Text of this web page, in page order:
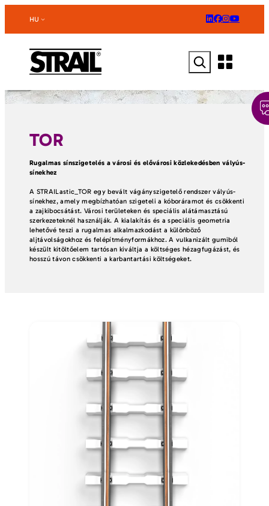
HU
Keresés
TOR
Rugalmas sínszigetelés a városi és elővárosi közlekedésben vályús-
sínekhez
A STRAILastic_TOR egy bevált vágányszigetelő rendszer vályús-
sínekhez, amely megbízhatóan szigeteli a kóboráramot és csökkenti
a zajkibocsátást. Városi területeken és speciális alátámasztású
szerkezeteknél használják. A kialakítás és a speciális geometria
lehetővé teszi a rugalmas alkalmazkodást a különböző
aljtávolságokhoz és felépítményformákhoz. A vulkanizált gumiból
készült kitöltőelem tartósan kiváltja a költséges hézagfugázást, és
hosszú távon csökkenti a karbantartási költségeket.